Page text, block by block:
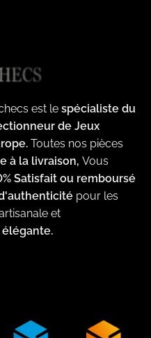
est le spécialiste du
de Jeux
Toutes nos pièces
à la livraison, Vous
Satisfait ou remboursé
pour les
et